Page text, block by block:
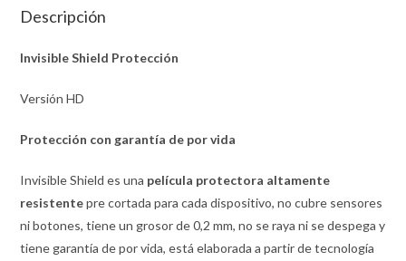
Descripción
Invisible Shield Protección
Versión HD
Protección con garantía de por vida
Invisible Shield es una película protectora altamente
resistentepre cortada para cada dispositivo, no cubre sensores
ni botones, tiene un grosor de 0,2 mm, no se raya ni se despega y
tiene garantía de por vida, está elaborada a partir de tecnología